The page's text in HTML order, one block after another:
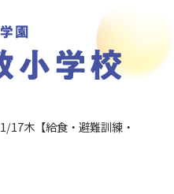
1/17木【給食・避難訓練・